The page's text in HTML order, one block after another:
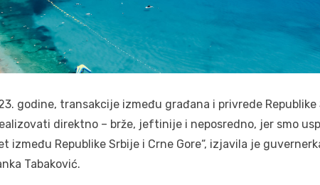
godine, transakcije između građana i privrede Republike
direktno – brže, jeftinije i neposredno, jer smo
između Republike Srbije i Crne Gore“, izjavila je
Tabaković.